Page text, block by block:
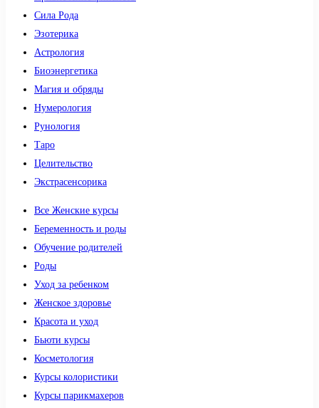
Сила Рода
Эзотерика
Астрология
Биоэнергетика
Магия и обряды
Нумерология
Рунология
Таро
Целительство
Экстрасенсорика
Все Женские курсы
Беременность и роды
Обучение родителей
Роды
Уход за ребенком
Женское здоровье
Красота и уход
Бьюти курсы
Косметология
Курсы колористики
Курсы парикмахеров